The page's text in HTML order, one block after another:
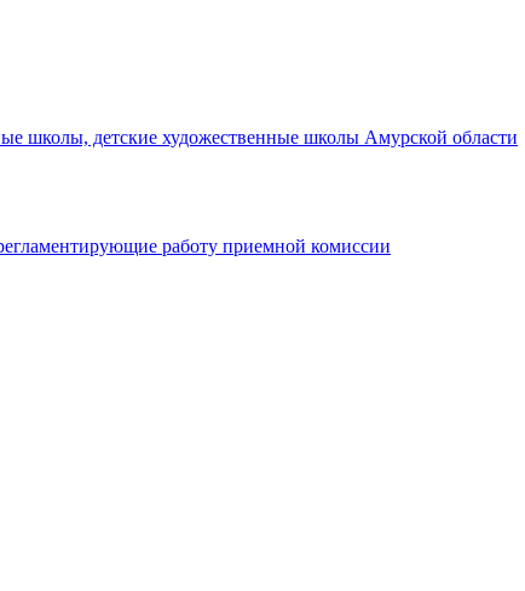
школы, детские художественные школы Амурской области
работу приемной комиссии